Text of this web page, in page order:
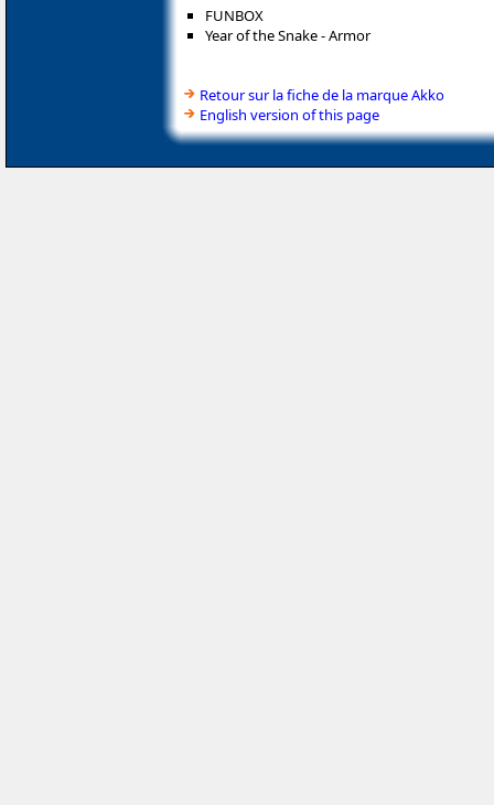
FUNBOX
Year of the Snake - Armor
Retour sur la fiche de la marque Akko
English version of this page